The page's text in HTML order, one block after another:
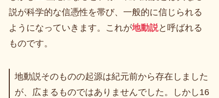
説が科学的な信憑性を帯び、一般的に信じられる
ようになっていきます。これが地動説と呼ばれる
ものです。
地動説そのものの起源は紀元前から存在しました
が、広まるものではありませんでした。しかし16